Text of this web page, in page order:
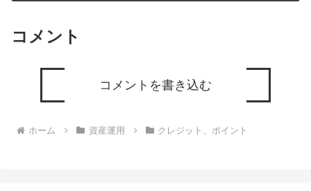
コメント
コメントを書き込む
ホーム 資産運用 クレジット、ポイント